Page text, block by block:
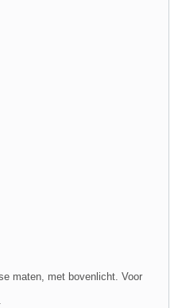
maten, met bovenlicht. Voor